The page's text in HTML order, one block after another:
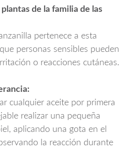
de la familia de las
pertenece a esta
personas sensibles pueden
o reacciones cutáneas.
cualquier aceite por primera
realizar una pequeña
aplicando una gota en el
la reacción durante